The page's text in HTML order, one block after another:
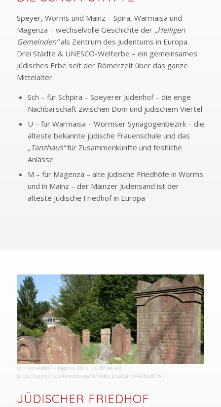
Speyer, Worms und Mainz – Spira, Warmaisa und
Magenza – wechselvolle Geschichte der „Heiligen
Gemeinden“als Zentrum des Judentums in Europa.
Drei Städte & UNESCO-Welterbe – ein gemeinsames
jüdisches Erbe seit der Römerzeit über das ganze
Mittelalter.
Sch – für Schpira – Speyerer Judenhof – die enge
Nachbarschaft zwischen Dom und jüdischem Viertel
U – für Warmaisa – Wormser Synagogenbezirk – die
älteste bekannte jüdische Frauenschule und das
„Tanzhaus“für Zusammenkünfte und festliche
Anlässe
M – für Magenza – alte jüdische Friedhöfe in Worms
und in Mainz – der Mainzer Judensand ist der
älteste jüdische Friedhof in Europa
Von Renate007 – Eigenes Werk, CC BY-SA 4.0,
https://commons.wikimedia.org/w/index.php?curid=42562816
JÜDISCHER FRIEDHOF